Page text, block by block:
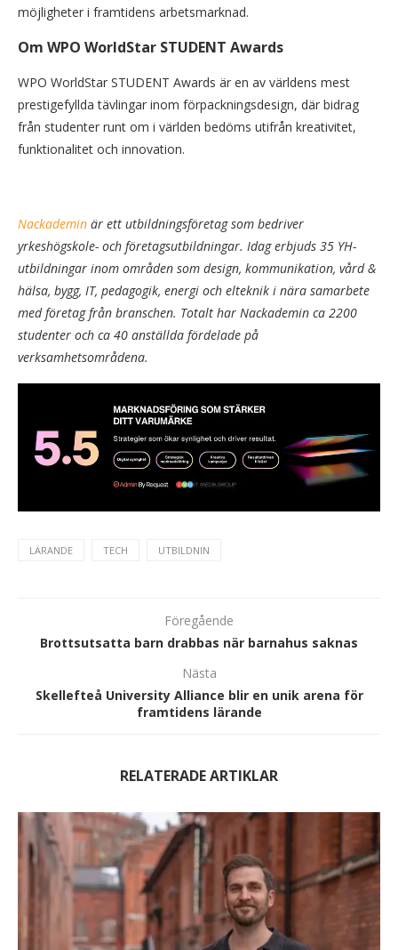
möjligheter i framtidens arbetsmarknad.
Om WPO WorldStar STUDENT Awards
WPO WorldStar STUDENT Awards är en av världens mest
prestigefyllda tävlingar inom förpackningsdesign, där bidrag
från studenter runt om i världen bedöms utifrån kreativitet,
funktionalitet och innovation.
Nackademin är ett utbildningsföretag som bedriver
yrkeshögskole- och företagsutbildningar. Idag erbjuds 35 YH-
utbildningar inom områden som design, kommunikation, vård &
hälsa, bygg, IT, pedagogik, energi och elteknik i nära samarbete
med företag från branschen. Totalt har Nackademin ca 2200
studenter och ca 40 anställda fördelade på
verksamhetsområdena.
LÄRANDE TECH UTBILDNIN
Föregående
Brottsutsatta barn drabbas när barnahus saknas
Nästa
Skellefteå University Alliance blir en unik arena för
framtidens lärande
RELATERADE ARTIKLAR